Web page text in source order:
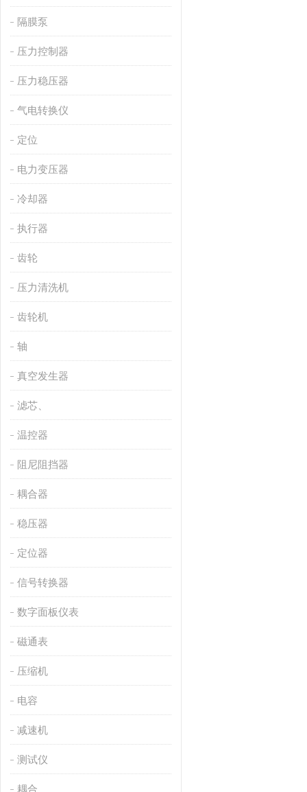
隔膜泵
压力控制器
压力稳压器
气电转换仪
定位
电力变压器
冷却器
执行器
齿轮
压力清洗机
齿轮机
轴
真空发生器
滤芯、
温控器
阻尼阻挡器
耦合器
稳压器
定位器
信号转换器
数字面板仪表
磁通表
压缩机
电容
减速机
测试仪
耦合